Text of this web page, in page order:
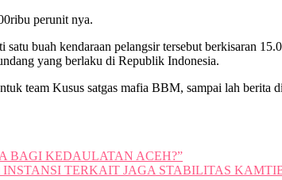
perunit nya.
buah kendaraan pelangsir tersebut berkisaran
yang berlaku di Republik Indonesia.
team Kusus satgas mafia BBM, sampai lah berita
BAGI KEDAULATAN ACEH?”
TERKAIT JAGA STABILITAS